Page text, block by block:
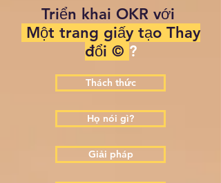
Triển khai OKR với
Một trang giấy tạo Thay
đổi ©️ ?
Thách thức
Họ nói gì?
Giải pháp